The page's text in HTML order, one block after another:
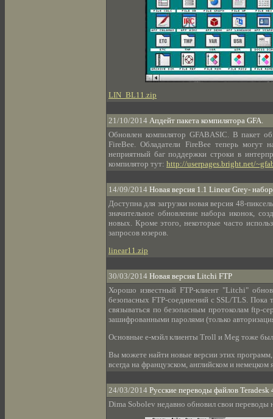
LIN_BL11.zip
21/10/2014 Апдейт пакета компилятора GFA.
Обновлен компилятор GFABASIC. В пакет
FireBee. Обладатели FireBee теперь могут
неприятный баг поддержки строки в
компилятор тут: http://userpages.bright.net/
14/09/2014 Новая версия 1.1 Linear Grey-
Доступна для загрузки новая версия 48-
значительное обновление набора иконок,
новых. Кроме этого, некоторые часто
запросов юзеров.
linear11.zip
30/03/2014 Новая версия Litchi FTP
Хорошо известный FTP-клиент "Litchi"
безопасных FTP-соединений с SSL/TLS.
связываться по безопасным протоколам ftp-
зашифрованными паролями (только
Основные е-мэйл клиенты Troll и Meg тоже
Вы можете найти новые версии этих
всегда на французском, английском и
24/03/2014 Русские переводы файлов Teradesk
Dima Sobolev недавно обновил свои переводы